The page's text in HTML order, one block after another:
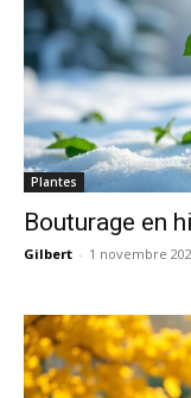
Plantes
Bouturage en
Gilbert - 1 novembre